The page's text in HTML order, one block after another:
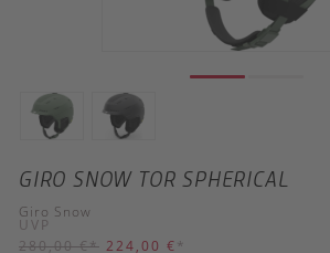
GIRO SNOW TOR SPHERICAL
Giro Snow
UVP
280,00 €* 224,00 € *